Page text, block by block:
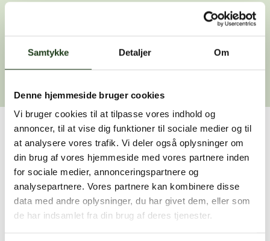
Samtykke Detaljer Om
Denne hjemmeside bruger cookies
Vi bruger cookies til at tilpasse vores indhold og
annoncer, til at vise dig funktioner til sociale medier og til
at analysere vores trafik. Vi deler også oplysninger om
din brug af vores hjemmeside med vores partnere inden
for sociale medier, annonceringspartnere og
analysepartnere. Vores partnere kan kombinere disse
data med andre oplysninger, du har givet dem, eller som
de har indsamlet fra din brug af deres tjenester.
Gå tilbage
Har du brug for hjælp?
Vi er her for at hjælpe dig. Du er velkommen til at kontakte
os, hvis du har spørgsmål eller brug for assistance.
59 45 10 14
Find nærmeste afdeling